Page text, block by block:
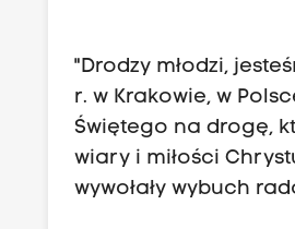
"Drodzy młodzi,
r. w Krakowie, w
Świętego na drogę,
wiary i miłości
wywołały wybuch